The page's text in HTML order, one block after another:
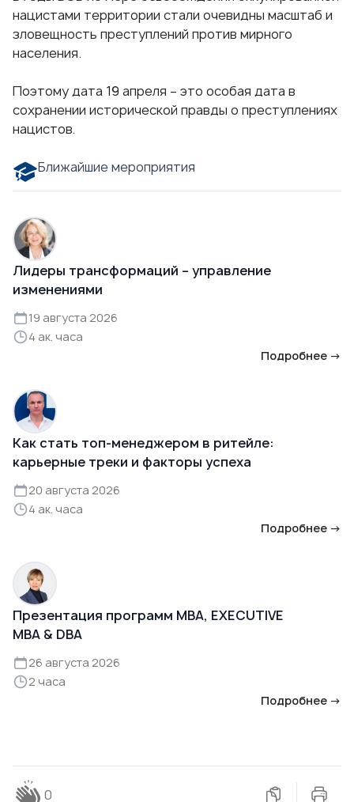
нацистами территории стали очевидны масштаб и
зловещность преступлений против мирного
населения.
Поэтому дата 19 апреля – это особая дата в
сохранении исторической правды о преступлениях
нацистов.
Ближайшие мероприятия
Лидеры трансформаций – управление
изменениями
19 августа 2026
4 ак. часа
Подробнее →
Как стать топ-менеджером в ритейле:
карьерные треки и факторы успеха
20 августа 2026
4 ак. часа
Подробнее →
Презентация программ MBA, EXECUTIVE
MBA & DBA
26 августа 2026
2 часа
Подробнее →
0